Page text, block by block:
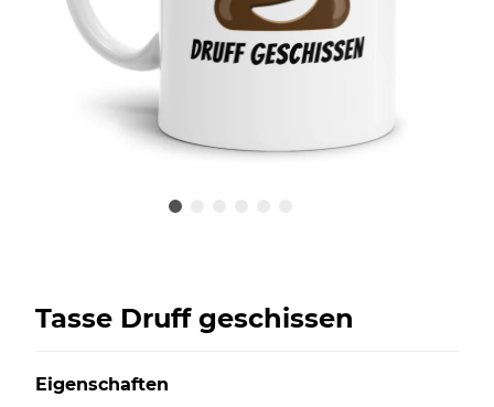
Tasse Druff geschissen
Eigenschaften